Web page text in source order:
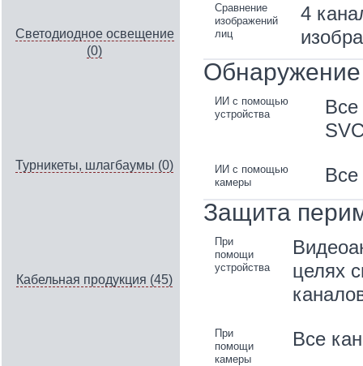
Светодиодное освещение
(0)
Турникеты, шлагбаумы (0)
Кабельная продукция (45)
Сравнение
изображений
лиц
4
ИИ c помощью
устройства
ИИ c помощью
камеры
Защита
При
помощи
устройства
целях
При
помощи
камеры
Все